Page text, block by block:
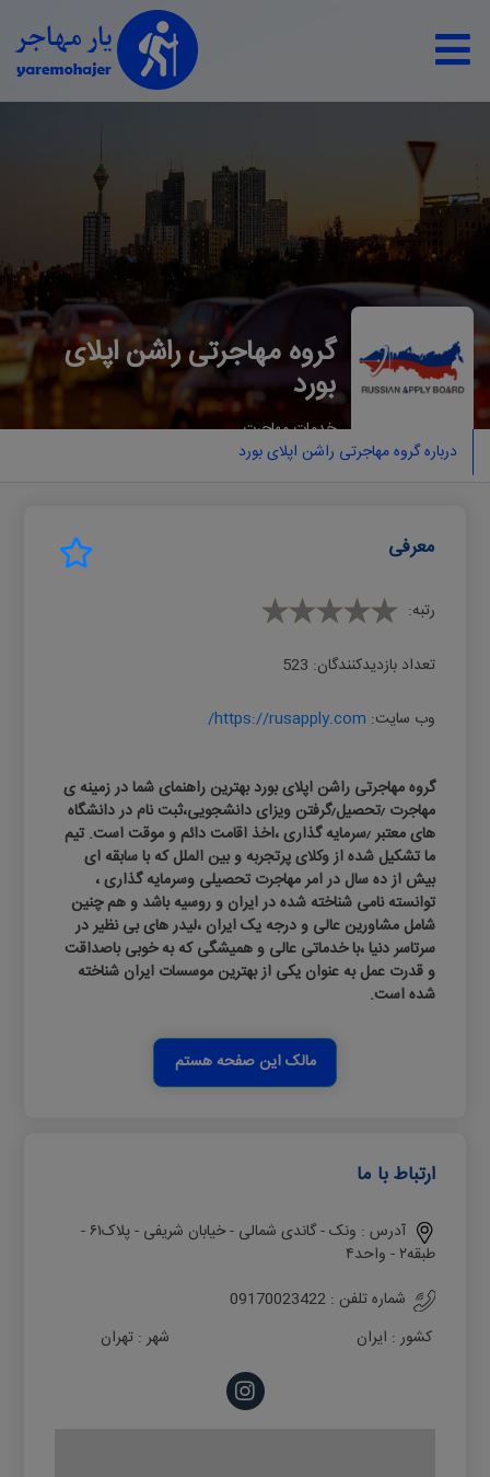
گروه مهاجرتی راشن اپلای
بورد
خدمات مهاجرت
درباره گروه مهاجرتی راشن اپلای بورد
معرفی
رتبه:
تعداد بازدیدکنندگان: 523
وب سایت: https://rusapply.com/
گروه مهاجرتی راشن اپلای بورد بهترین راهنمای شما در زمینه ی
مهاجرت ٫تحصیل٫گرفتن ویزای دانشجویی،ثبت نام در دانشگاه
های معتبر ٫سرمایه گذاری ،اخذ اقامت دائم و موقت است. تیم
ما تشکیل شده از وکلای پرتجربه و بین الملل که با سابقه ای
بیش از ده سال در امر مهاجرت تحصیلی و‌سرمایه گذاری ،
توانسته نامی شناخته شده در ایران و روسیه باشد و هم چنین
شامل مشاورین عالی و درجه یک ایران ،لیدر های بی نظیر در
سرتاسر دنیا ،با خدماتی عالی و همیشگی که به خوبی باصداقت
و قدرت عمل به عنوان یکی از بهترین موسسات ایران شناخته
شده است.
مالک این صفحه هستم
ارتباط با ما
آدرس :
ونک - گاندی شمالی - خیابان شریفی - پلاک۶۱ -
طبقه۲ - واحد۴
شماره تلفن :09170023422
کشور : ایران شهر : تهران